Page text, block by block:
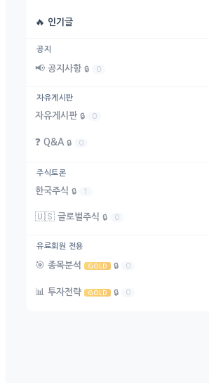
🔥 인기글
공지
📢 공지사항 🔒 0
자유게시판
자유게시판 🔒 0
❓ Q&A 🔒 0
주식토론
한국주식 🔒 1
🇺🇸 글로벌주식 🔒 0
유료회원 전용
🎯 종목분석 GOLD 🔒 0
📊 투자전략 GOLD 🔒 0